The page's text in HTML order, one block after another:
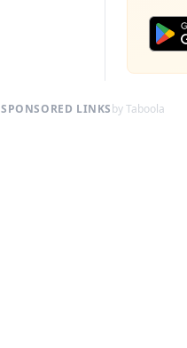
SPONSORED LINKSby Taboola